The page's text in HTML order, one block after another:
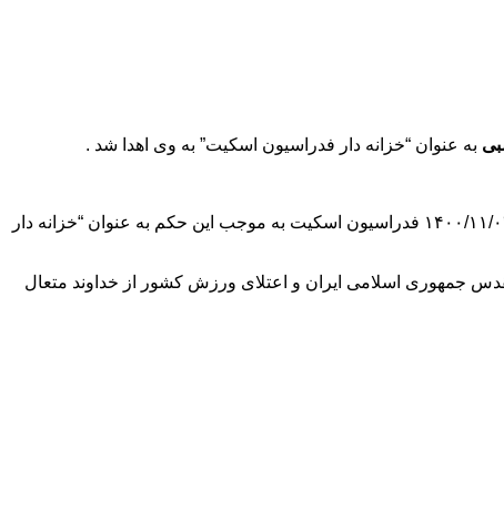
به عنوان “خزانه دار فدراسیون اسکیت” به وی اهدا شد .
با استعانت از خداوند متعال به استناد بند ۱۵ ماده ۱۴ اساسنامه فدراسیون‌های ورزشی آماتوری و در اجرای مصوبات مجمع عمومی مورخ ۱۴۰۰/۱۱/۰۲ فدراسیون اسکیت به موجب این حکم به عنوان “خزانه دار
به نظام مقدس جمهوری اسلامی ایران و اعتلای ورزش کشور از خداوند متعال